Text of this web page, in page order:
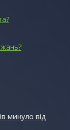
минуло від